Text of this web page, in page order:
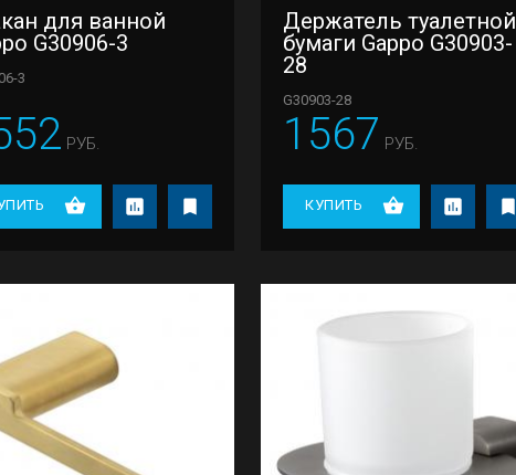
для ванной
G30906-3
3
РУБ.
Держатель туалетной
бумаги Gappo G30903-
28
G30903-28
1567 РУБ.
КУПИТЬ